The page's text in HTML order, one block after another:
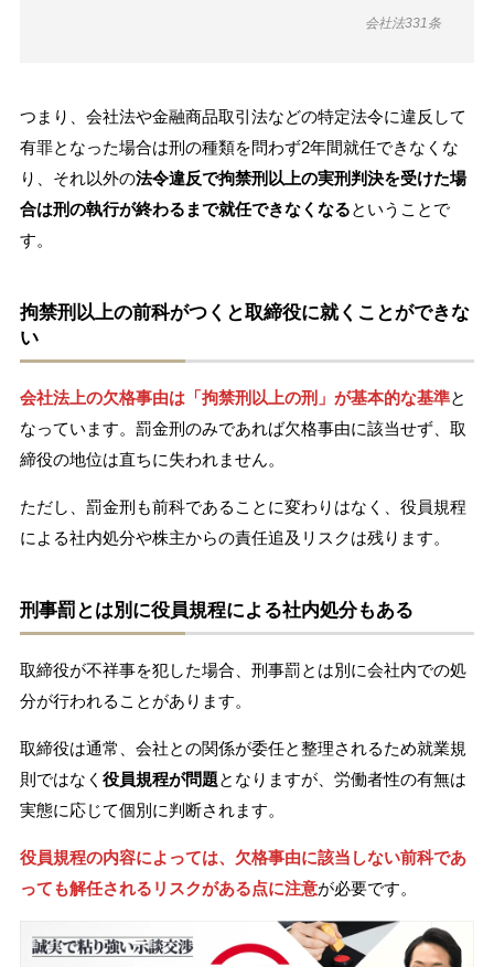
会社法331条
つまり、会社法や金融商品取引法などの特定法令に違反して
有罪となった場合は刑の種類を問わず2年間就任できなくな
り、それ以外の法令違反で拘禁刑以上の実刑判決を受けた場
合は刑の執行が終わるまで就任できなくなるということで
す。
拘禁刑以上の前科がつくと取締役に就くことができな
い
会社法上の欠格事由は「拘禁刑以上の刑」が基本的な基準と
なっています。罰金刑のみであれば欠格事由に該当せず、取
締役の地位は直ちに失われません。
ただし、罰金刑も前科であることに変わりはなく、役員規程
による社内処分や株主からの責任追及リスクは残ります。
刑事罰とは別に役員規程による社内処分もある
取締役が不祥事を犯した場合、刑事罰とは別に会社内での処
分が行われることがあります。
取締役は通常、会社との関係が委任と整理されるため就業規
則ではなく 役員規程が問題となりますが、労働者性の有無は
実態に応じて個別に判断されます。
役員規程の内容によっては、欠格事由に該当しない前科であ
っても解任されるリスクがある点に注意が必要です。